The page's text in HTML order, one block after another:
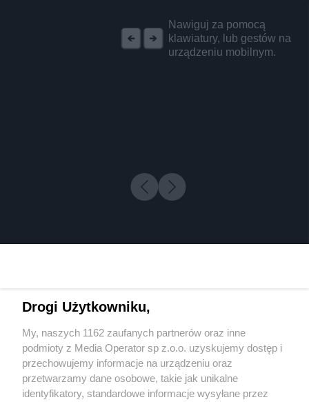
Nawiguj za pomocą
klawiatury, lub gestów na
urządzeniu mobilnym.
Wydawca mediów lokalnych
Drogi Użytkowniku,
My, naszych 1162 zaufanych partnerów oraz inne
podmioty z Media Operator sp z.o.o. uzyskujemy dostęp i
przechowujemy informacje na urządzeniu oraz
przetwarzamy dane osobowe, takie jak unikalne
identyfikatory, standardowe informacje wysyłane przez